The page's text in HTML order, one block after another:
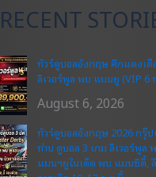
RECENT
ทัวร์ดูบอลอังกฤษ ศึกแดงเดื
ลิเวอร์พูล พบ แมนยู (VIP 6
August 6, 2026
ทัวร์ดูบอลอังกฤษ 2026 กรุ๊ป
ท่าน ดูบอล 3 เกม ลิเวอร์พูล
แมนฯยูไนเต็ด พบ แมนซิตี้,